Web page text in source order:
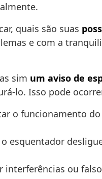
quais são suas
e com a
sim um aviso de
lo. Isso pode
o funcionamento
esquentador
interferências ou